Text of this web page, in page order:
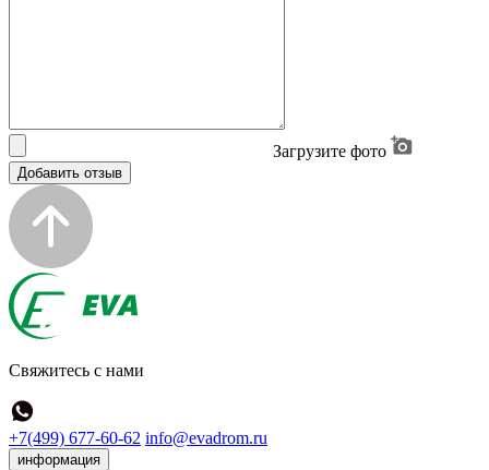
Загрузите фото
Добавить отзыв
Свяжитесь с нами
+7(499) 677-60-62 info@evadrom.ru
информация